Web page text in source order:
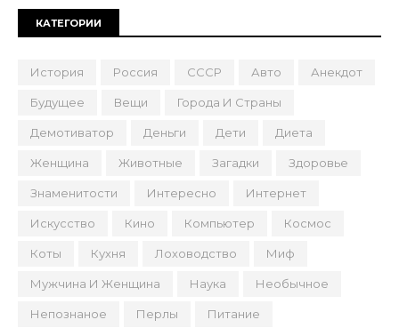
КАТЕГОРИИ
История Россия СССР Авто Анекдот
Будущее Вещи Города И Страны
Демотиватор Деньги Дети Диета
Женщина Животные Загадки Здоровье
Знаменитости Интересно Интернет
Искусство Кино Компьютер Космос
Коты Кухня Лоховодство Миф
Мужчина И Женщина Наука Необычное
Непознаное Перлы Питание